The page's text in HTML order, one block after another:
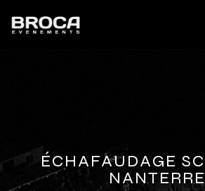
ÉCHAFAUDAGE SCÉNIQUE
NANTERRE